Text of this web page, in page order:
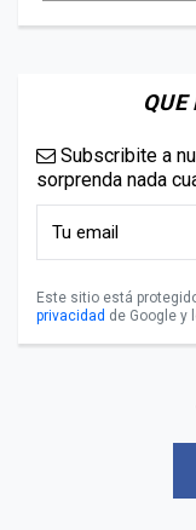
QUE
Subscribite a
sorprenda nada
Este sitio está
privacidad de Google y